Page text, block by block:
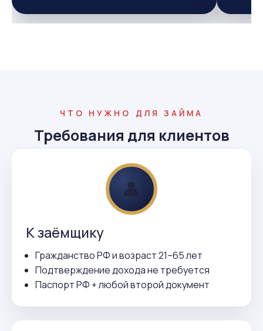
ЧТО НУЖНО ДЛЯ ЗАЙМА
Требования для клиентов
👤
К заёмщику
Гражданство РФ и возраст 21–65 лет
Подтверждение дохода не требуется
Паспорт РФ + любой второй документ